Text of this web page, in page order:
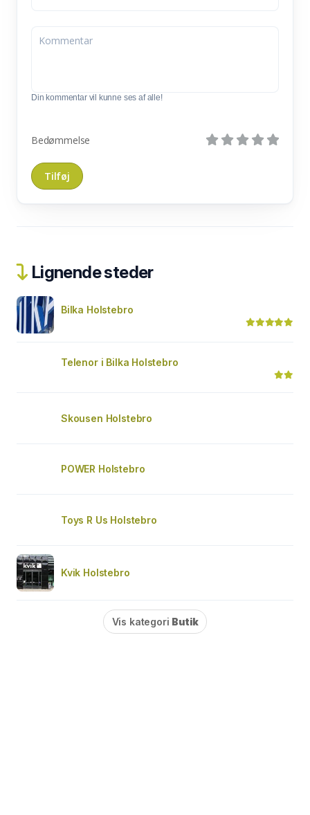
Din kommentar vil kunne ses af alle!
Bedømmelse
Lignende steder
Bilka Holstebro
Telenor i Bilka Holstebro
Skousen Holstebro
POWER Holstebro
Toys R Us Holstebro
Kvik Holstebro
Vis kategori Butik